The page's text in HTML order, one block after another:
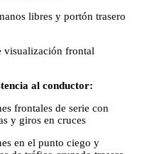
libres y portón trasero
visualización frontal
al conductor:
frontales de serie con
y giros en cruces
en el punto ciego y